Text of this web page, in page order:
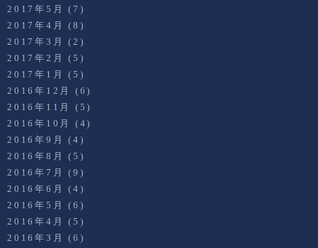
2017年5月
(7)
2017年4月
(8)
2017年3月
(2)
2017年2月
(5)
2017年1月
(5)
2016年12月
(6)
2016年11月
(5)
2016年10月
(4)
2016年9月
(4)
2016年8月
(5)
2016年7月
(9)
2016年6月
(4)
2016年5月
(6)
2016年4月
(5)
2016年3月
(6)